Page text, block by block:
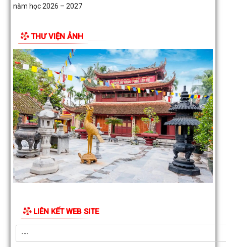
năm học 2026 – 2027
thu ngân sách nhà nước năm 2026
Phường Đông Hải tham dự trực tuyến Hội nghị toàn quốc quán
Nghị quyết Hội nghị lần thứ ba Ban...
THƯ CẢM ƠN
PHƯỜNG ĐÔNG HẢI TRIỂN KHAI CHƯƠNG TRÌNH ĐỀ ÁN 06 GIAI
2026–2030
UBND phường Đông Hải: Quyết liệt thực hiện nhiệm vụ trọng tâm,
đà hoàn thành các mục tiêu năm...
Miễn phí 100% chứng thực bản sao điện tử từ bản chính
Hải về việc thông tin, tuyên truyền...
Đồng chí Giám đốc Sở Nông nghiệp và Môi trường làm việc với
THƯ VIỆN ẢNH
LIÊN KẾT WEB SITE